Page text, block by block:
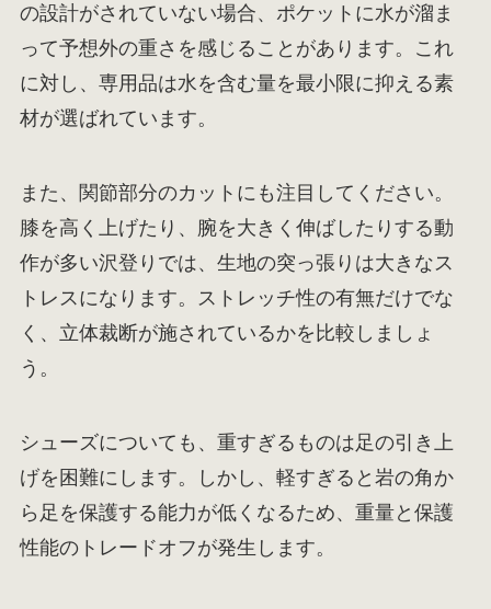
の設計がされていない場合、ポケットに水が溜ま
って予想外の重さを感じることがあります。これ
に対し、専用品は水を含む量を最小限に抑える素
材が選ばれています。
また、関節部分のカットにも注目してください。
膝を高く上げたり、腕を大きく伸ばしたりする動
作が多い沢登りでは、生地の突っ張りは大きなス
トレスになります。ストレッチ性の有無だけでな
く、立体裁断が施されているかを比較しましょ
う。
シューズについても、重すぎるものは足の引き上
げを困難にします。しかし、軽すぎると岩の角か
ら足を保護する能力が低くなるため、重量と保護
性能のトレードオフが発生します。